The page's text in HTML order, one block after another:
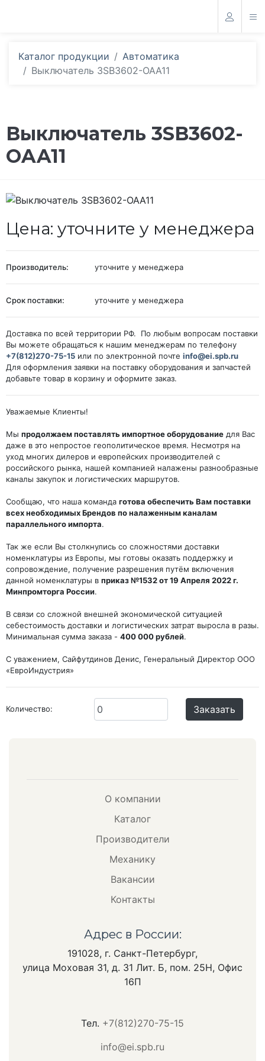
Каталог продукции
Автоматика
Выключатель 3SB3602-OAA11
Выключатель 3SB3602-
OAA11
Цена: уточните у менеджера
Производитель: уточните у менеджера
Срок поставки: уточните у менеджера
Доставка по всей территории РФ. По любым вопросам поставки
Вы можете обращаться к нашим менеджерам по телефону
+7(812)270-75-15 или по электронной почте info@ei.spb.ru
Для оформления заявки на поставку оборудования и запчастей
добавьте товар в корзину и оформите заказ.
Уважаемые Клиенты!
Мы продолжаем поставлять импортное оборудование для Вас
даже в это непростое геополитическое время. Несмотря на
уход многих дилеров и европейских производителей с
российского рынка, нашей компанией налажены разнообразные
каналы закупок и логистических маршрутов.
Сообщаю, что наша команда готова обеспечить Вам поставки
всех необходимых Брендов по налаженным каналам
параллельного импорта.
Так же если Вы столкнулись со сложностями доставки
номенклатуры из Европы, мы готовы оказать поддержку и
сопровождение, получение разрешения путём включения
данной номенклатуры в приказ №1532 от 19 Апреля 2022 г.
Минпромторга России.
В связи со сложной внешней экономической ситуацией
себестоимость доставки и логистических затрат выросла в разы.
Минимальная сумма заказа - 400 000 рублей.
С уважением, Сайфутдинов Денис, Генеральный Директор ООО
«ЕвроИндустрия»
Количество: Заказать
О компании
Каталог
Производители
Механику
Вакансии
Контакты
Адрес в России:
191028, г. Санкт-Петербург,
улица Моховая 31, д. 31 Лит. Б, пом. 25Н, Офис
16П
Тел. +7(812)270-75-15
info@ei.spb.ru